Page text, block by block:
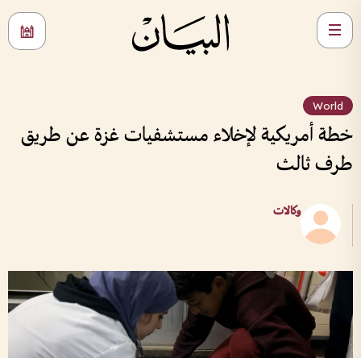
World
خطة أمريكية لإخلاء مستشفيات غزة عن طريق
طرف ثالث
وكالات